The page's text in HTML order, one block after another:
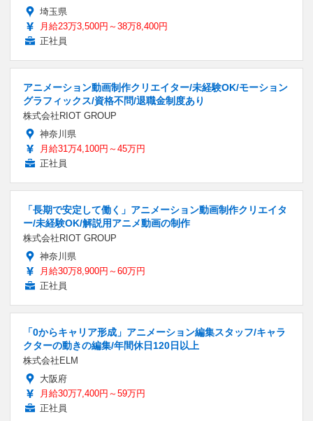
埼玉県
月給23万3,500円～38万8,400円
正社員
アニメーション動画制作クリエイター/未経験OK/モーション
グラフィックス/資格不問/退職金制度あり
株式会社RIOT GROUP
神奈川県
月給31万4,100円～45万円
正社員
「長期で安定して働く」アニメーション動画制作クリエイタ
ー/未経験OK/解説用アニメ動画の制作
株式会社RIOT GROUP
神奈川県
月給30万8,900円～60万円
正社員
「0からキャリア形成」アニメーション編集スタッフ/キャラ
クターの動きの編集/年間休日120日以上
株式会社ELM
大阪府
月給30万7,400円～59万円
正社員